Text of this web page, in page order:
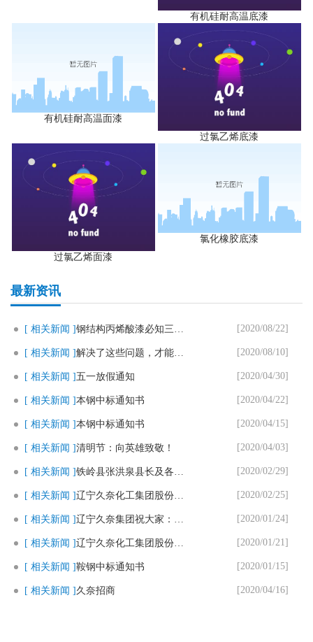
有机硅耐高温底漆
有机硅耐高温面漆
过氯乙烯底漆
过氯乙烯面漆
氯化橡胶底漆
最新资讯
[ 相关新闻 ] [2020/08/22]
[ 相关新闻 ] [2020/08/10]
[ 相关新闻 ]五一放假通知 [2020/04/30]
[ 相关新闻 ]本钢中标通知书 [2020/04/22]
[ 相关新闻 ]本钢中标通知书 [2020/04/15]
[ 相关新闻 ]清明节：向英雄致敬！ [2020/04/03]
[ 相关新闻 ] [2020/02/29]
[ 相关新闻 ] [2020/02/25]
[ 相关新闻 ] [2020/01/24]
[ 相关新闻 ] [2020/01/21]
[ 相关新闻 ]鞍钢中标通知书 [2020/01/15]
[ 相关新闻 ]久奈招商 [2020/04/16]